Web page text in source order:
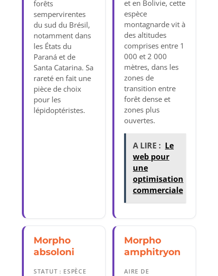
forêts
sempervirentes
du sud du Brésil,
notamment dans
les États du
Paraná et de
Santa Catarina. Sa
rareté en fait une
pièce de choix
pour les
lépidoptéristes.
et en Bolivie, cette
espèce
montagnarde vit à
des altitudes
comprises entre 1
000 et 2 000
mètres, dans les
zones de
transition entre
forêt dense et
zones plus
ouvertes.
A LIRE : Le
web pour
une
optimisation
commerciale
Morpho
absoloni
STATUT : ESPÈCE
Morpho
amphitryon
AIRE DE